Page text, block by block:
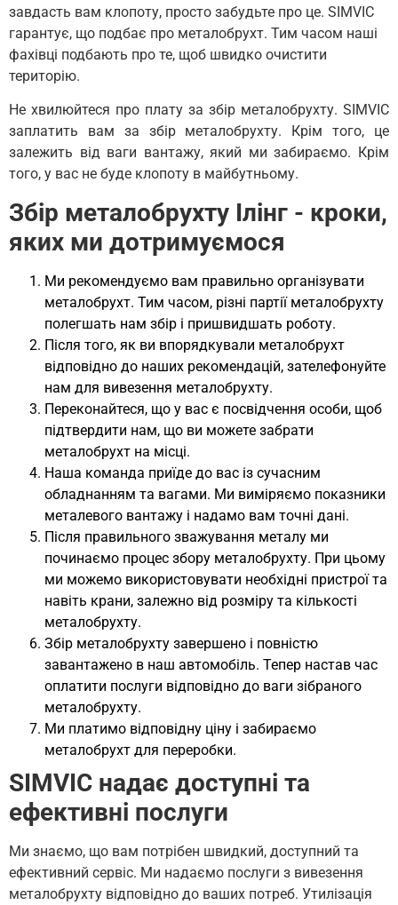
завдасть вам клопоту, просто забудьте про це. SIMVIC
гарантує, що подбає про металобрухт. Тим часом наші
фахівці подбають про те, щоб швидко очистити
територію.
Не хвилюйтеся про плату за збір металобрухту. SIMVIC
заплатить вам за збір металобрухту. Крім того, це
залежить від ваги вантажу, який ми забираємо. Крім
того, у вас не буде клопоту в майбутньому.
Збір металобрухту Ілінг - кроки,
яких ми дотримуємося
Ми рекомендуємо вам правильно організувати
металобрухт. Тим часом, різні партії металобрухту
полегшать нам збір і пришвидшать роботу.
Після того, як ви впорядкували металобрухт
відповідно до наших рекомендацій, зателефонуйте
нам для вивезення металобрухту.
Переконайтеся, що у вас є посвідчення особи, щоб
підтвердити нам, що ви можете забрати
металобрухт на місці.
Наша команда приїде до вас із сучасним
обладнанням та вагами. Ми виміряємо показники
металевого вантажу і надамо вам точні дані.
Після правильного зважування металу ми
починаємо процес збору металобрухту. При цьому
ми можемо використовувати необхідні пристрої та
навіть крани, залежно від розміру та кількості
металобрухту.
Збір металобрухту завершено і повністю
завантажено в наш автомобіль. Тепер настав час
оплатити послуги відповідно до ваги зібраного
металобрухту.
Ми платимо відповідну ціну і забираємо
металобрухт для переробки.
SIMVIC надає доступні та
ефективні послуги
Ми знаємо, що вам потрібен швидкий, доступний та
ефективний сервіс. Ми надаємо послуги з вивезення
металобрухту відповідно до ваших потреб. Утилізація